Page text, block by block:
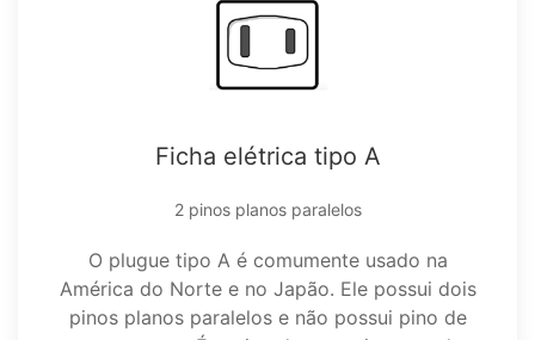
Ficha elétrica tipo A
2 pinos planos paralelos
O plugue tipo A é comumente usado na
América do Norte e no Japão. Ele possui dois
pinos planos paralelos e não possui pino de